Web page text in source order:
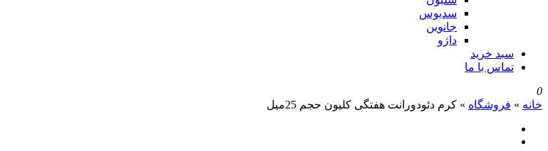
سدیوس
جانوین
داژو
سبد خرید
تماس با ما
0
خانه » فروشگاه » کرم دئودورانت هفتگی کلیون حجم 25میل